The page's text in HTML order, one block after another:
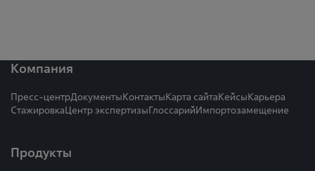
Компания
Пресс-центрДокументыКонтактыКарта сайтаКейсыКарьера
СтажировкаЦентр экспертизыГлоссарийИмпортозамещение
Продукты